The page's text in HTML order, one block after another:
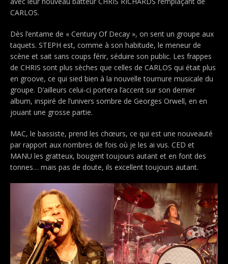
CARLOS.
Dès l’entame de « Century Of Decay », on sent un groupe aux
taquets. STEPH est, comme à son habitude, le meneur de
scène et sait sans coups férir, séduire son public. Les frappes
de CHRIS sont plus sèches que celles de CARLOS qui était plus
en groove, ce qui sied bien à la nouvelle tournure musicale du
groupe. D’ailleurs celui-ci portera l’accent sur son dernier
album, inspiré de l’univers sombre de Georges Orwell, en en
jouant une grosse partie.
MAC, le bassiste, prend les chœurs, ce qui est une nouveauté
par rapport aux nombres de fois où je les ai vus. CED et
MANU les gratteux, bougent toujours autant et en font des
tonnes… mais pas de doute, ils excellent toujours autant.